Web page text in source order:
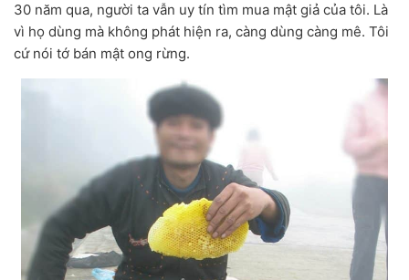
30 năm qua, người ta vẫn uy tín tìm mua mật giả của tôi. Là
vì họ dùng mà không phát hiện ra, càng dùng càng mê. Tôi
cứ nói tớ bán mật ong rừng.